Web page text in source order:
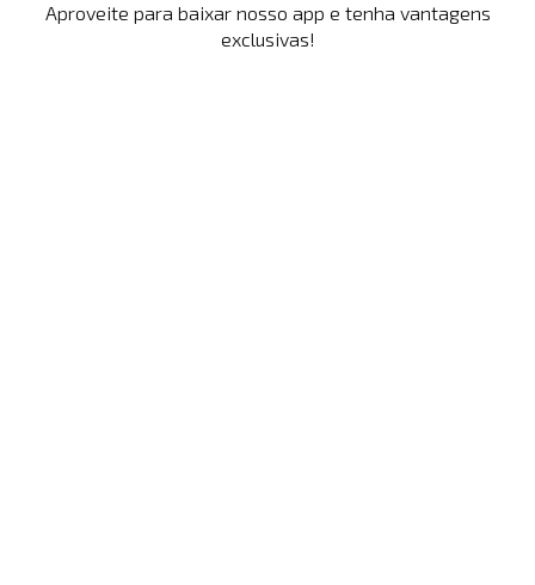
Aproveite para baixar nosso app e tenha vantagens
exclusivas!